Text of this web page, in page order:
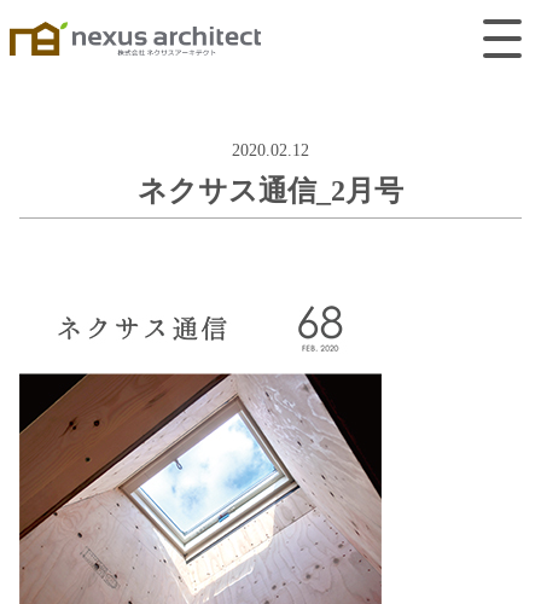
2020.02.12
ネクサス通信_2月号